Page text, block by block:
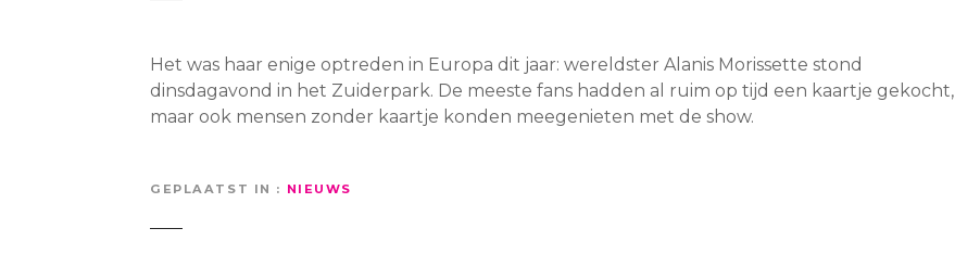
Het was haar enige optreden in Europa dit jaar: wereldster Alanis Morissette stond
dinsdagavond in het Zuiderpark. De meeste fans hadden al ruim op tijd een kaartje gekocht,
maar ook mensen zonder kaartje konden meegenieten met de show.
GEPLAATST IN NIEUWS